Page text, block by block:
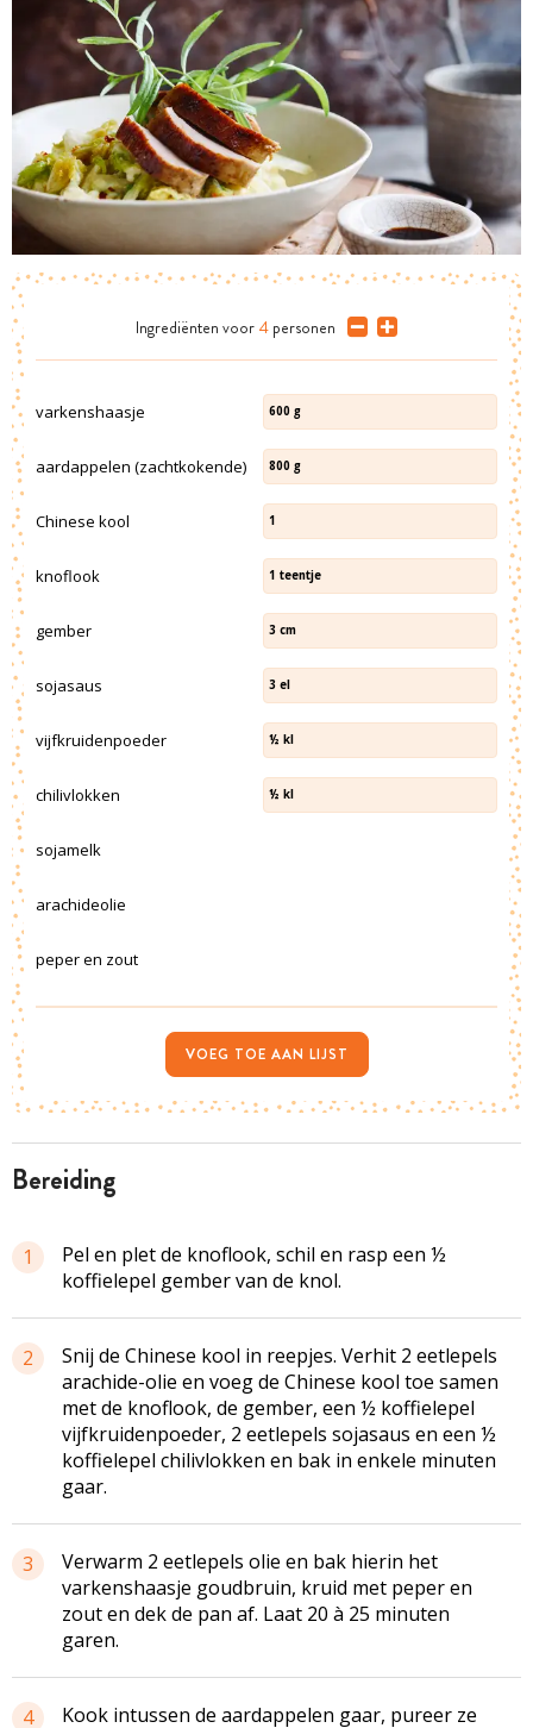
bereiding
1
Pel en plet de knoflook, schil en rasp een ½
koffielepel gember van de knol.
2
Snij de Chinese kool in reepjes. Verhit 2 eetlepels
arachide-olie en voeg de Chinese kool toe samen
met de knoflook, de gember, een ½ koffielepel
vijfkruidenpoeder, 2 eetlepels sojasaus en een ½
koffielepel chilivlokken en bak in enkele minuten
gaar.
3
Verwarm 2 eetlepels olie en bak hierin het
varkenshaasje goudbruin, kruid met peper en
zout en dek de pan af. Laat 20 à 25 minuten
garen.
4
Kook intussen de aardappelen gaar, pureer ze
Ingrediënten voor 4 personen
varkenshaasje 600 g
aardappelen (zachtkokende) 800 g
Chinese kool 1
knoflook 1 teentje
gember 3 cm
sojasaus 3 el
vijfkruidenpoeder ½ kl
chilivlokken ½ kl
sojamelk
arachideolie
peper en zout
VOEG TOE AAN LIJST